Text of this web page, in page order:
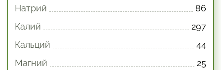
Натрий
86
Калий
297
Кальций
44
Магний
25